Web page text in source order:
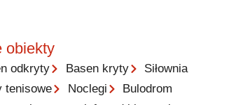
obiekty
odkryty Basen kryty
Siłownia
tenisowe
Noclegi
Bulodrom